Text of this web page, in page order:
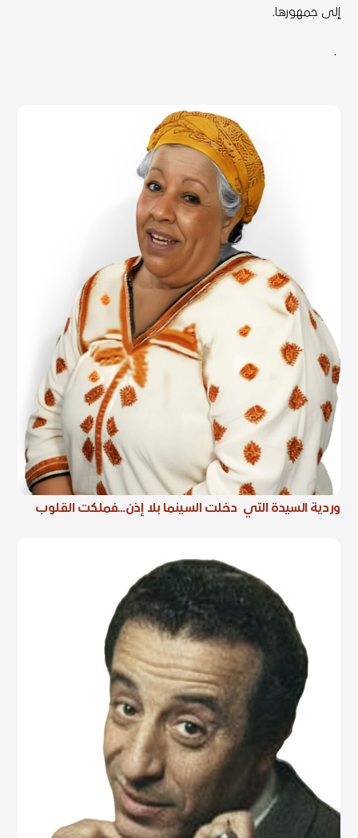
إلى جمهورها.
.
وردية السيدة التي دخلت السينما بلا إذن…فملكت القلوب